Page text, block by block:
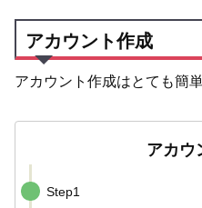
アカウント作成
アカウント作成はとても簡単
アカウ
Step1